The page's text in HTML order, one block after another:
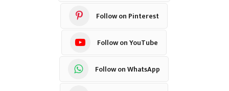
Follow on Pinterest
Follow on YouTube
Follow on WhatsApp